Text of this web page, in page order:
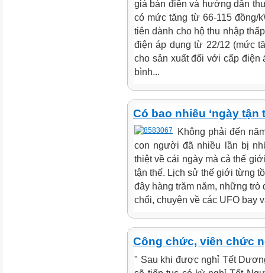
giá bán điện và hướng dẫn
có mức tăng từ 66-115 đồng/
tiên dành cho hộ thu nhập
điện áp dụng từ 22/12 (mức
cho sản xuất đối với cấp điện
bình...
Có bao nhiêu ‘ngày
Không phải đến
con người đã nhiều lần bị
thiệt về cái ngày mà cả thế
tận thế. Lịch sử thế giới từng
đây hàng trăm năm, những
chổi, chuyện về các UFO bay
Công chức, viên chức
" Sau khi được nghỉ Tết